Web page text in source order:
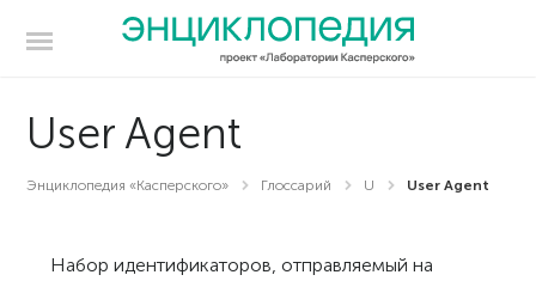
User Agent
Энциклопедия «Касперского» Глоссарий U User Agent
Набор идентификаторов, отправляемый на